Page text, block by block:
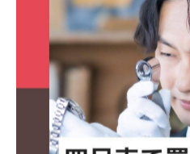
ことで、高い価格での成約
別の需要を把握することで
が可能になります。特に、地
わりが需要に大きく影響する
のニーズを捉えることが買取